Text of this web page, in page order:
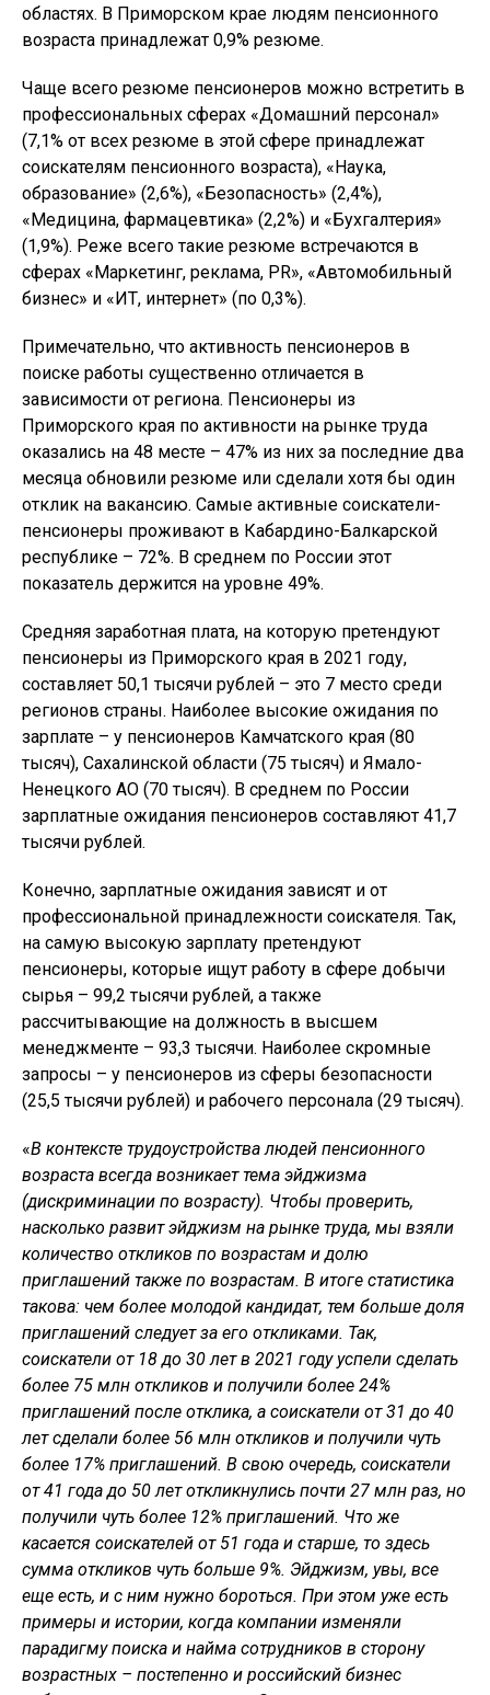
областях. В Приморском крае людям пенсионного
возраста принадлежат 0,9% резюме.
Чаще всего резюме пенсионеров можно встретить в
профессиональных сферах «Домашний персонал»
(7,1% от всех резюме в этой сфере принадлежат
соискателям пенсионного возраста), «Наука,
образование» (2,6%), «Безопасность» (2,4%),
«Медицина, фармацевтика» (2,2%) и «Бухгалтерия»
(1,9%). Реже всего такие резюме встречаются в
сферах «Маркетинг, реклама, PR», «Автомобильный
бизнес» и «ИТ, интернет» (по 0,3%).
Примечательно, что активность пенсионеров в
поиске работы существенно отличается в
зависимости от региона. Пенсионеры из
Приморского края по активности на рынке труда
оказались на 48 месте – 47% из них за последние два
месяца обновили резюме или сделали хотя бы один
отклик на вакансию. Самые активные соискатели-
пенсионеры проживают в Кабардино-Балкарской
республике – 72%. В среднем по России этот
показатель держится на уровне 49%.
Средняя заработная плата, на которую претендуют
пенсионеры из Приморского края в 2021 году,
составляет 50,1 тысячи рублей – это 7 место среди
регионов страны. Наиболее высокие ожидания по
зарплате – у пенсионеров Камчатского края (80
тысяч), Сахалинской области (75 тысяч) и Ямало-
Ненецкого АО (70 тысяч). В среднем по России
зарплатные ожидания пенсионеров составляют 41,7
тысячи рублей.
Конечно, зарплатные ожидания зависят и от
профессиональной принадлежности соискателя. Так,
на самую высокую зарплату претендуют
пенсионеры, которые ищут работу в сфере добычи
сырья – 99,2 тысячи рублей, а также
рассчитывающие на должность в высшем
менеджменте – 93,3 тысячи. Наиболее скромные
запросы – у пенсионеров из сферы безопасности
(25,5 тысячи рублей) и рабочего персонала (29 тысяч).
«В контексте трудоустройства людей пенсионного
возраста всегда возникает тема эйджизма
(дискриминации по возрасту). Чтобы проверить,
насколько развит эйджизм на рынке труда, мы взяли
количество откликов по возрастам и долю
приглашений также по возрастам. В итоге статистика
такова: чем более молодой кандидат, тем больше доля
приглашений следует за его откликами. Так,
соискатели от 18 до 30 лет в 2021 году успели сделать
более 75 млн откликов и получили более 24%
приглашений после отклика, а соискатели от 31 до 40
лет сделали более 56 млн откликов и получили чуть
более 17% приглашений. В свою очередь, соискатели
от 41 года до 50 лет откликнулись почти 27 млн раз, но
получили чуть более 12% приглашений. Что же
касается соискателей от 51 года и старше, то здесь
сумма откликов чуть больше 9%. Эйджизм, увы, все
еще есть, и с ним нужно бороться. При этом уже есть
примеры и истории, когда компании изменяли
парадигму поиска и найма сотрудников в сторону
возрастных – постепенно и российский бизнес